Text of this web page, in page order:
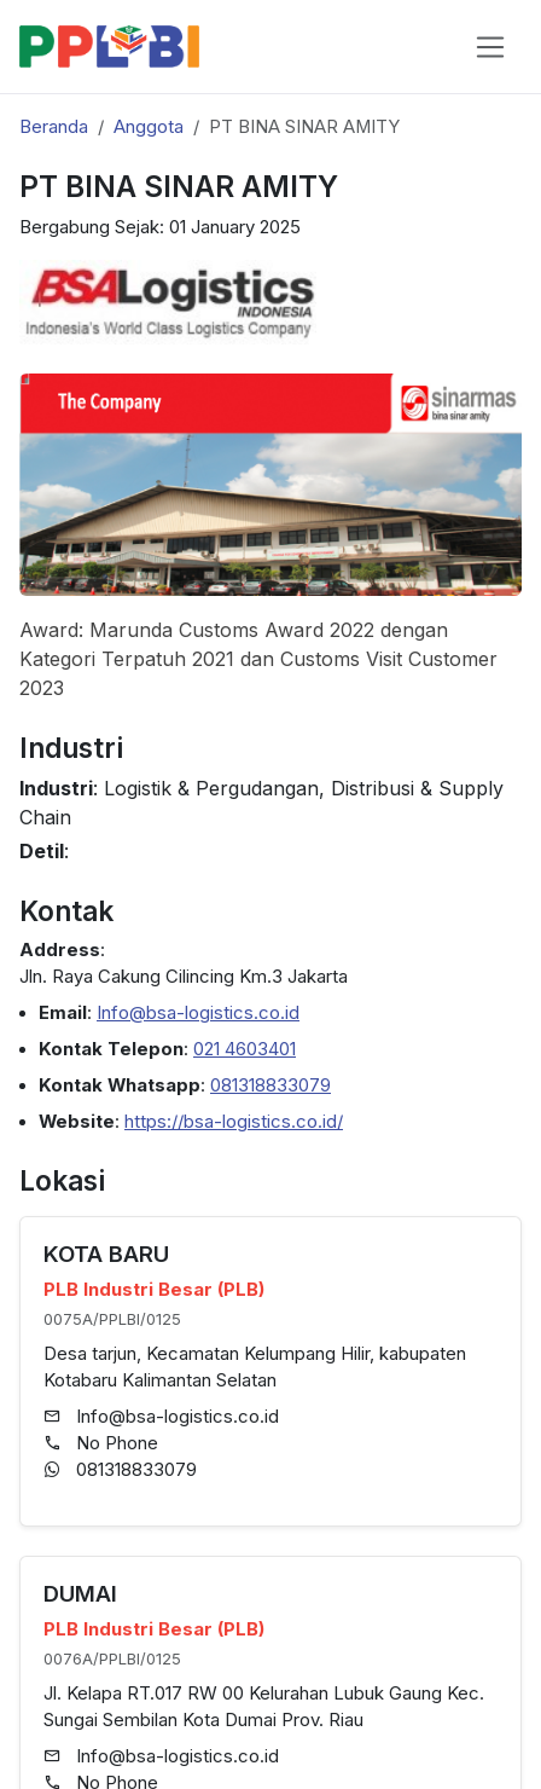
Beranda Anggota PT BINA SINAR AMITY
PT BINA SINAR AMITY
Bergabung Sejak: 01 January 2025
Award: Marunda Customs Award 2022 dengan
Kategori Terpatuh 2021 dan Customs Visit Customer
2023
Industri
Industri: Logistik & Pergudangan, Distribusi & Supply
Chain
Detil:
Kontak
Address:
Jln. Raya Cakung Cilincing Km.3 Jakarta
Email: Info@bsa-logistics.co.id
Kontak Telepon: 021 4603401
Kontak Whatsapp: 081318833079
Website: https://bsa-logistics.co.id/
Lokasi
KOTA BARU
PLB Industri Besar (PLB)
0075A/PPLBI/0125
Desa tarjun, Kecamatan Kelumpang Hilir, kabupaten
Kotabaru Kalimantan Selatan
Info@bsa-logistics.co.id
No Phone
081318833079
DUMAI
PLB Industri Besar (PLB)
0076A/PPLBI/0125
Jl. Kelapa RT.017 RW 00 Kelurahan Lubuk Gaung Kec.
Sungai Sembilan Kota Dumai Prov. Riau
Info@bsa-logistics.co.id
No Phone